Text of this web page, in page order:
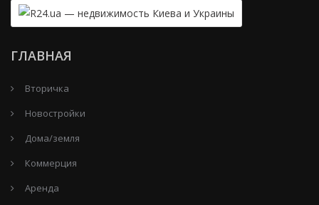
ГЛАВНАЯ
Вторичка
Новостройки
Дома/земля
Коммерция
Аренда